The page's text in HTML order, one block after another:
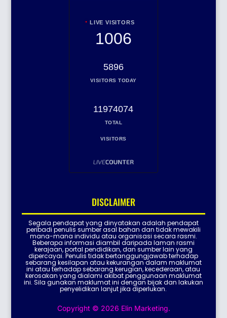
LIVE VISITORS
1006
5896
VISITORS TODAY
11974074
TOTAL
VISITORS
DISCLAIMER
Segala pendapat yang dinyatakan adalah pendapat
peribadi penulis sumber asal bahan dan tidak mewakili
mana-mana individu atau organisasi secara rasmi.
Beberapa informasi diambil daripada laman rasmi
kerajaan, portal pendidikan, dan sumber lain yang
dipercayai. Penulis tidak bertanggungjawab terhadap
sebarang kesilapan atau kekurangan dalam maklumat
ini atau terhadap sebarang kerugian, kecederaan, atau
kerosakan yang dialami akibat penggunaan maklumat
ini. Sila gunakan maklumat ini dengan bijak dan lakukan
penyelidikan lanjut jika diperlukan.
Copyright © 2026 Elin Marketing.